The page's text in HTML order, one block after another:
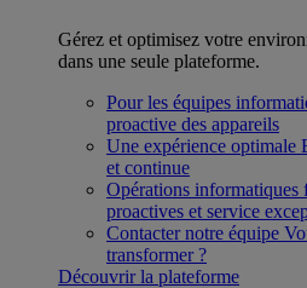
Gérez et optimisez votre
dans une seule plateforme.
Pour les équipes
proactive des appareils
Une expérience optimale
et continue
Opérations informatiques
proactives et service
Contacter notre équipe
transformer ?
Découvrir la plateforme